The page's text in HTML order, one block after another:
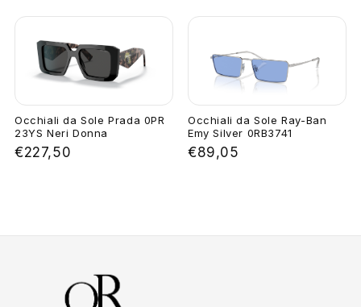
Occhiali da Sole Prada 0PR
23YS Neri Donna
€227,50
Occhiali da Sole Ray-Ban
Emy Silver 0RB3741
€89,05